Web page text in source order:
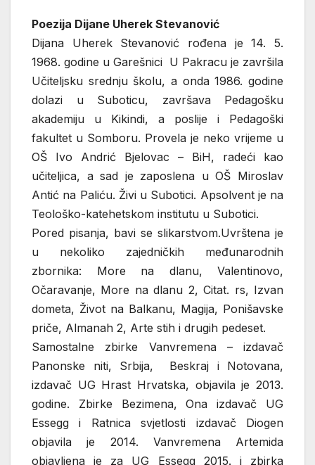
Poezija Dijane Uherek Stevanović
Dijana Uherek Stevanović rođena je 14. 5.
1968. godine u Garešnici U Pakracu je završila
Učiteljsku srednju školu, a onda 1986. godine
dolazi u Suboticu, završava Pedagošku
akademiju u Kikindi, a poslije i Pedagoški
fakultet u Somboru. Provela je neko vrijeme u
OŠ Ivo Andrić Bjelovac – BiH, radeći kao
učiteljica, a sad je zaposlena u OŠ Miroslav
Antić na Paliću. Živi u Subotici. Apsolvent je na
Teološko-katehetskom institutu u Subotici.
Pored pisanja, bavi se slikarstvom.Uvrštena je
u nekoliko zajedničkih međunarodnih
zbornika: More na dlanu, Valentinovo,
Očaravanje, More na dlanu 2, Citat. rs, Izvan
dometa, Život na Balkanu, Magija, Ponišavske
priče, Almanah 2, Arte stih i drugih pedeset.
Samostalne zbirke Vanvremena – izdavač
Panonske niti, Srbija, Beskraj i Notovana,
izdavač UG Hrast Hrvatska, objavila je 2013.
godine. Zbirke Bezimena, Ona izdavač UG
Essegg i Ratnica svjetlosti izdavač Diogen
objavila je 2014. Vanvremena Artemida
objavljena je za UG Essegg 2015. i zbirka